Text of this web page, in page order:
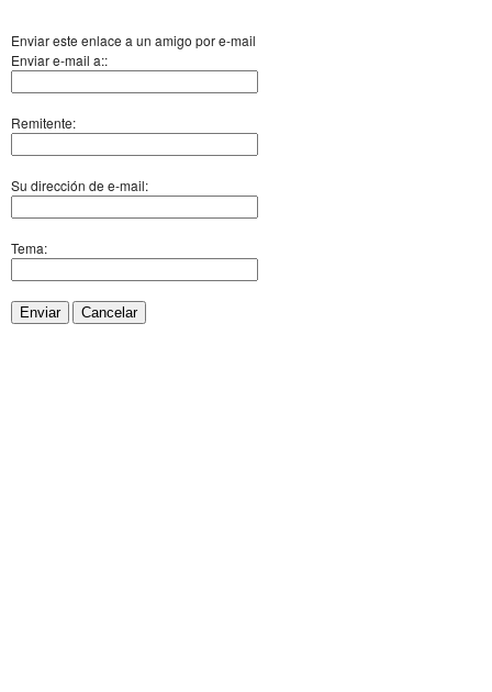
Enviar este enlace a un amigo por e-mail
Enviar e-mail a::
Remitente:
Su dirección de e-mail:
Tema:
Enviar Cancelar